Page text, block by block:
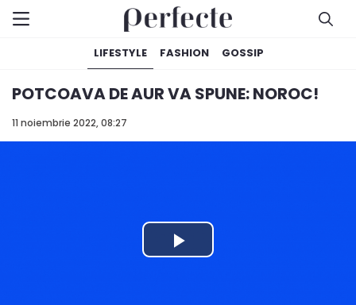
LIFESTYLE FASHION GOSSIP
11 noiembrie 2022, 08:27
POTCOAVA DE AUR VA SPUNE: NOROC!